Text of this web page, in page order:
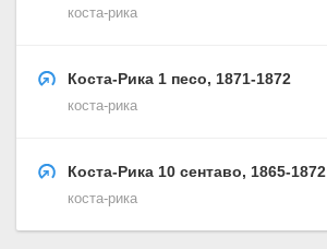
коста-рика
Коста-Рика 1 песо, 1871-1872
коста-рика
Коста-Рика 10 сентаво, 1865-1872
коста-рика